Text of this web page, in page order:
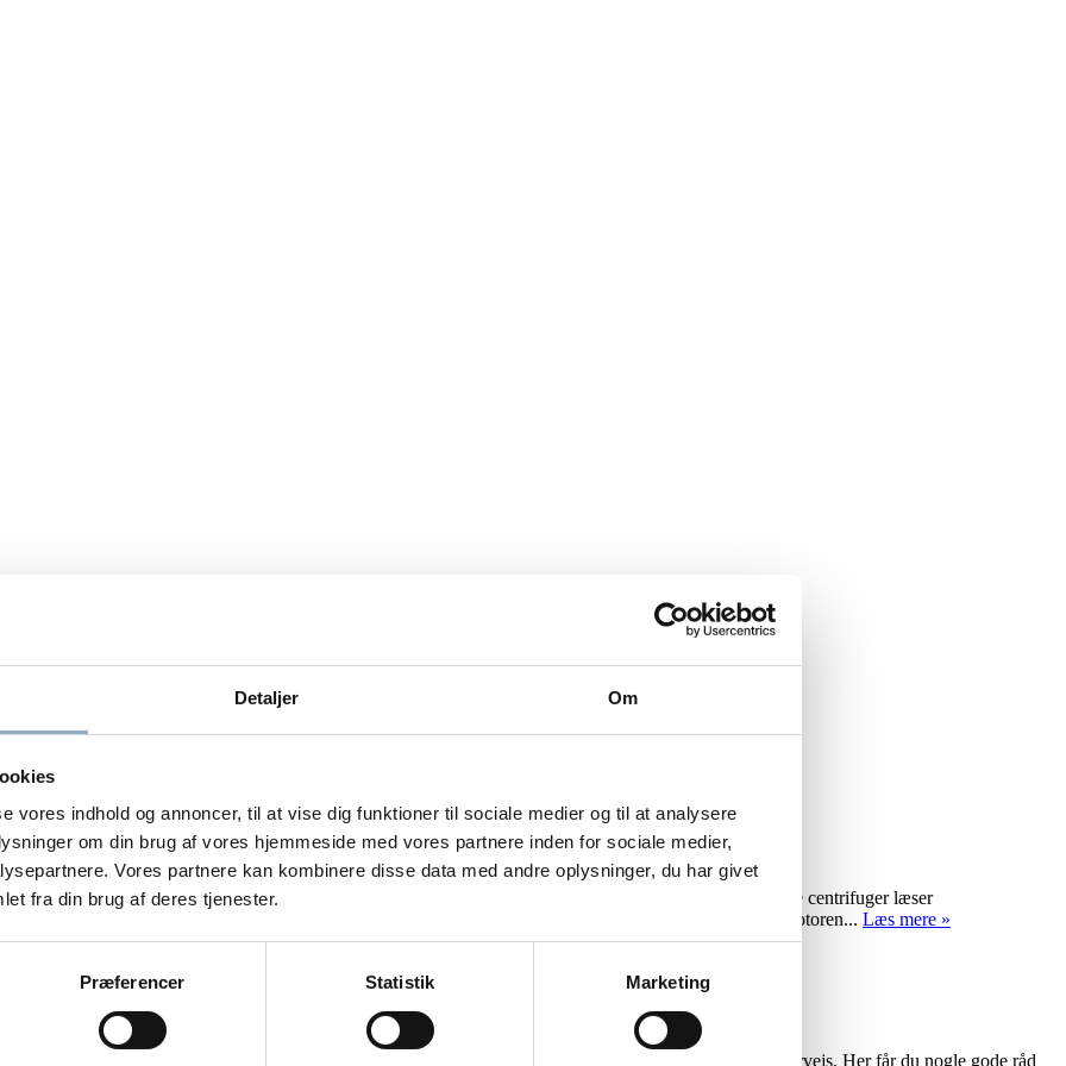
Detaljer Om
vores indhold og annoncer, til at vise dig funktioner til sociale medier og til at analysere
om din brug af vores hjemmeside med vores partnere inden for sociale medier,
Vores partnere kan kombinere disse data med andre oplysninger, du har givet
fra din brug af deres tjenester.
Præferencer Statistik Marketing
for at den betjenes korrekt.
særlig omhyggelig, når du anvender Super- og Ultra-centrifuger. Det er vigtigt, at du inden brug af alle centrifuger læser
korrosion, bør rotoren undersøges nærmere før brug – Axeb Service RotorinspektionSøg altid for at rotoren... Læs mere »
bil …
en centrifuge, har du også et ansvar for, at den kører, som den skal, og at der ikke sker uheld undervejs. Her får du nogle gode råd